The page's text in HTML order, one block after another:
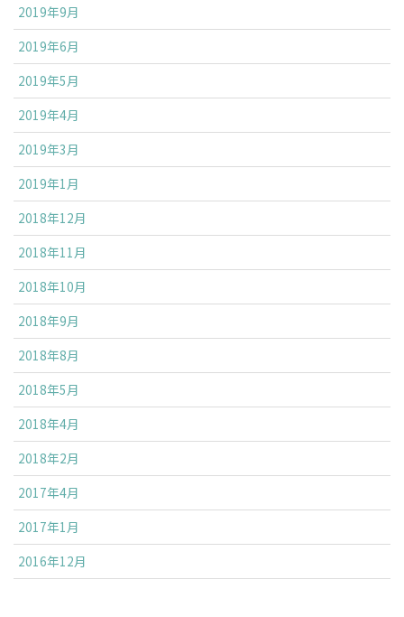
2019年9月
2019年6月
2019年5月
2019年4月
2019年3月
2019年1月
2018年12月
2018年11月
2018年10月
2018年9月
2018年8月
2018年5月
2018年4月
2018年2月
2017年4月
2017年1月
2016年12月